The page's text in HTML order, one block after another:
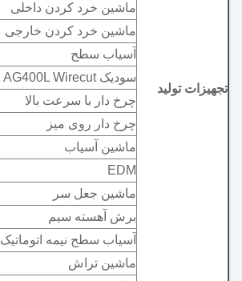
تجهیزات تولید
ماشین خرد کردن داخلی
ماشین خرد کردن خارجی
آسیاب سطح
سودیک AG400L Wirecut
چرخ دار با سرعت بالا
چرخ دار روی میز
ماشین آسیاب
EDM
ماشین جعل سر
برش آهسته سیم
آسیاب سطح نیمه اتوماتیک
ماشین تراش